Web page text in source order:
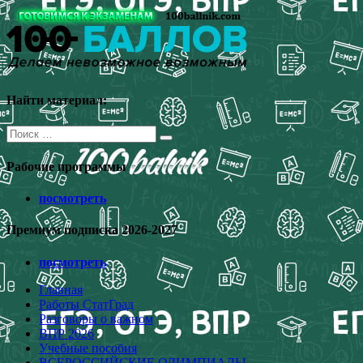
Перейти
к
содержимому
Найти материал:
Поиск
для:
Рабочие программы
посмотреть
Премиум подписка 2026-2027
посмотреть
Главная
Работы СтатГрад
Разговоры о важном
ВПР 2026
Учебные пособия